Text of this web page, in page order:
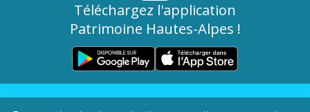
Téléchargez l'application
Patrimoine Hautes-Alpes !